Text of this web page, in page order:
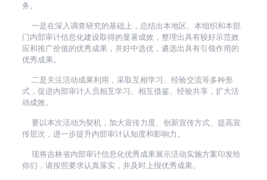
务。
一是在深入调查研究的基础上，总结出本地区、本组织和本部
门内部审计信息化建设取得的显著成效，整理出具有较好示范效
应和推广价值的优秀成果，并好中选优，遴选出具有引领作用的
优秀成果。
二是关注活动成果利用，采取互相学习、经验交流等多种形
式，促进内部审计人员相互学习、相互借鉴、经验共享，扩大活
动成效。
要以本次活动为契机，加大宣传力度、创新宣传方式、提高宣
传层次，进一步提升内部审计认知度和影响力。
现将吉林省内部审计信息化优秀成果展示活动实施方案印发给
你们，请按照要求认真落实，并及时上报优秀成果。